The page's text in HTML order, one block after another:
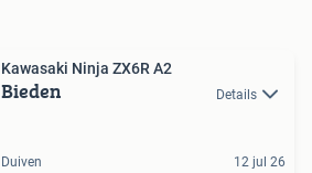
Kawasaki Ninja ZX6R A2
Bieden Details
Duiven 12 jul 26